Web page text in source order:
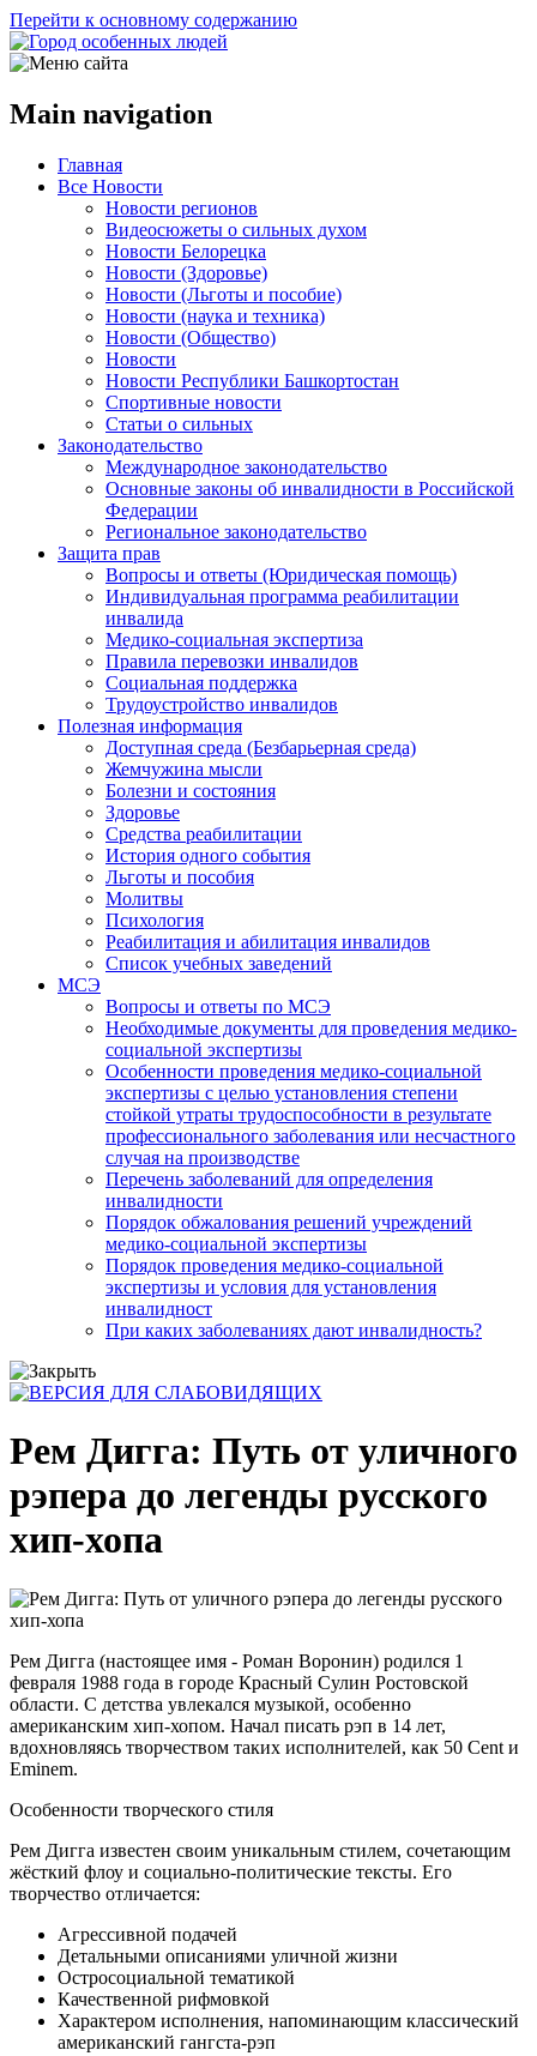
Перейти к основному содержанию
Main navigation
Главная
Все Новости
Новости регионов
Видеосюжеты о сильных духом
Новости Белорецка
Новости (Здоровье)
Новости (Льготы и пособие)
Новости (наука и техника)
Новости (Общество)
Новости
Новости Республики Башкортостан
Спортивные новости
Статьи о сильных
Законодательство
Международное законодательство
Основные законы об инвалидности в Российской
Федерации
Региональное законодательство
Защита прав
Вопросы и ответы (Юридическая помощь)
Индивидуальная программа реабилитации
инвалида
Медико-социальная экспертиза
Правила перевозки инвалидов
Социальная поддержка
Трудоустройство инвалидов
Полезная информация
Доступная среда (Безбарьерная среда)
Жемчужина мысли
Болезни и состояния
Здоровье
Средства реабилитации
История одного события
Льготы и пособия
Молитвы
Психология
Реабилитация и абилитация инвалидов
Список учебных заведений
МСЭ
Вопросы и ответы по МСЭ
Необходимые документы для проведения медико-
социальной экспертизы
Особенности проведения медико-социальной
экспертизы с целью установления степени
стойкой утраты трудоспособности в результате
профессионального заболевания или несчастного
случая на производстве
Перечень заболеваний для определения
инвалидности
Порядок обжалования решений учреждений
медико-социальной экспертизы
Порядок проведения медико-социальной
экспертизы и условия для установления
инвалидност
При каких заболеваниях дают инвалидность?
Рем Дигга: Путь от уличного
рэпера до легенды русского
хип-хопа
Рем Дигга (настоящее имя - Роман Воронин) родился 1
февраля 1988 года в городе Красный Сулин Ростовской
области. С детства увлекался музыкой, особенно
американским хип-хопом. Начал писать рэп в 14 лет,
вдохновляясь творчеством таких исполнителей, как 50 Cent и
Eminem.
Особенности творческого стиля
Рем Дигга известен своим уникальным стилем, сочетающим
жёсткий флоу и социально-политические тексты. Его
творчество отличается:
Агрессивной подачей
Детальными описаниями уличной жизни
Остросоциальной тематикой
Качественной рифмовкой
Характером исполнения, напоминающим классический
американский гангста-рэп